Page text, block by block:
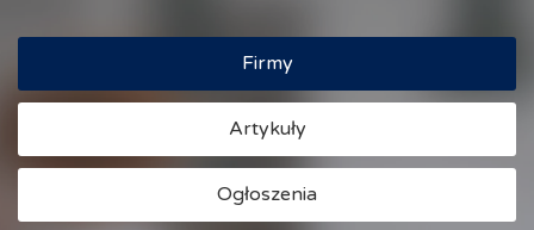
Firmy
Artykuły
Ogłoszenia